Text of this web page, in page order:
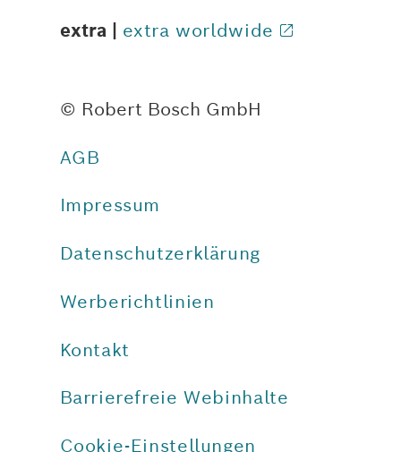
extra | extra worldwide
© Robert Bosch GmbH
AGB
Impressum
Datenschutzerklärung
Werberichtlinien
Kontakt
Barrierefreie Webinhalte
Cookie-Einstellungen